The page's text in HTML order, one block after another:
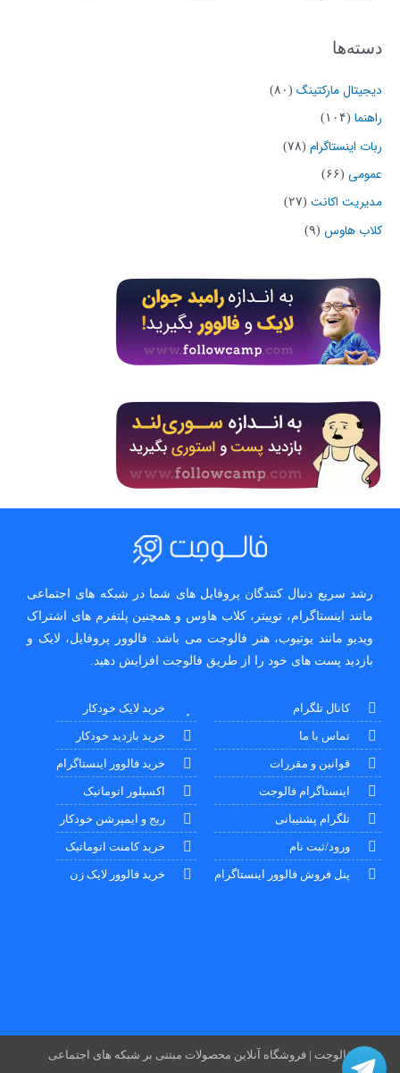
دسته‌ها
دیجیتال مارکتینگ (۸۰)
راهنما (۱۰۴)
ربات اینستاگرام (۷۸)
عمومی (۶۶)
مدیریت اکانت (۲۷)
کلاب هاوس (۹)
رشد سریع دنبال کنندگان پروفایل های شما در شبکه های اجتماعی
مانند اینستاگرام، توییتر، کلاب هاوس و همچنین پلتفرم های اشتراک
ویدیو مانند یوتیوب، هنر فالوجت می باشد. فالوور پروفایل، لایک و
بازدید پست های خود را از طریق فالوجت افزایش دهید.
کانال تلگرام
تماس با ما
قوانین و مقررات
اینستاگرام فالوجت
تلگرام پشتیبانی
ورود/ثبت نام
پنل فروش فالوور اینستاگرام
خرید لایک خودکار
خرید بازدید خودکار
خرید فالوور اینستاگرام
اکسپلور اتوماتیک
ریج و ایمپرشن خودکار
خرید کامنت اتوماتیک
خرید فالوور لایک زن
فالوجت | فروشگاه آنلاین محصولات مبتنی بر شبکه های اجتماعی